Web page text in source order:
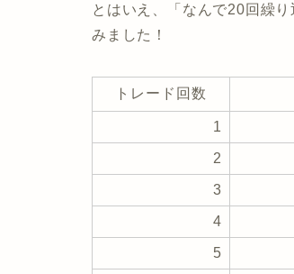
とはいえ、「なんで20回繰
みました！
トレード回数
1
2
3
4
5